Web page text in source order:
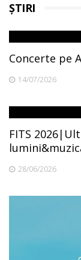
ȘTIRI
Concerte pe
14/07/2026
FITS
28/06/2026